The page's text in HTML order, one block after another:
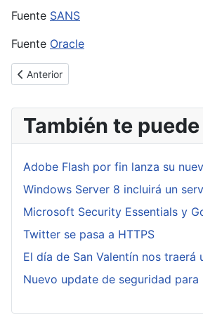
Fuente SANS
Fuente Oracle
Artículo anterior: [Cybertruco]Eliminar
Anterior
También te
Adobe Flash por fin lanza su
Windows Server 8 incluirá un
Microsoft Security Essentials y
Twitter se pasa a HTTPS
El día de San Valentín nos traerá
Nuevo update de seguridad para